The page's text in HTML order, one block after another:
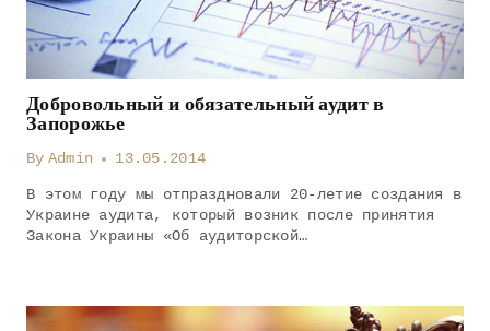
Добровольный и обязательный аудит в
Запорожье
By Admin 13.05.2014
В этом году мы отпраздновали 20-летие создания в
Украине аудита, который возник после принятия
Закона Украины «Об аудиторской…